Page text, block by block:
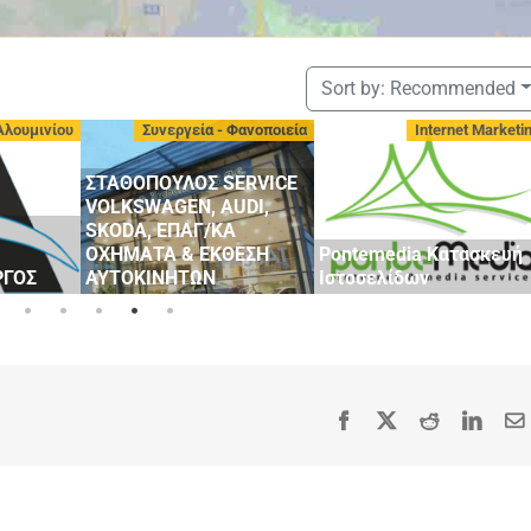
Sort by: Recommended
Internet Marketing
Pontemedia Κατασκευή
Ιστοσελίδων
Αντιπροσωπείες
- Μεταχειρισμένα
GEELY STATHOPOULOS
MOBILLITY
Facebook Reddit